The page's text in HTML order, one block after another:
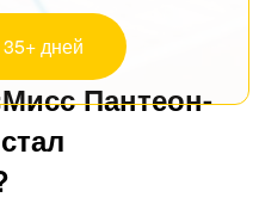
дней
Пантеон-